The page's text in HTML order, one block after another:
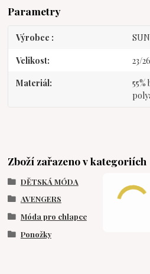
Parametry
Výrobce
Velikost 23/
Materiál
55%
Zboží zařazeno v kategoriích
DĚTSKÁ MÓDA
AVENGERS
Móda pro chlapce
Ponožky